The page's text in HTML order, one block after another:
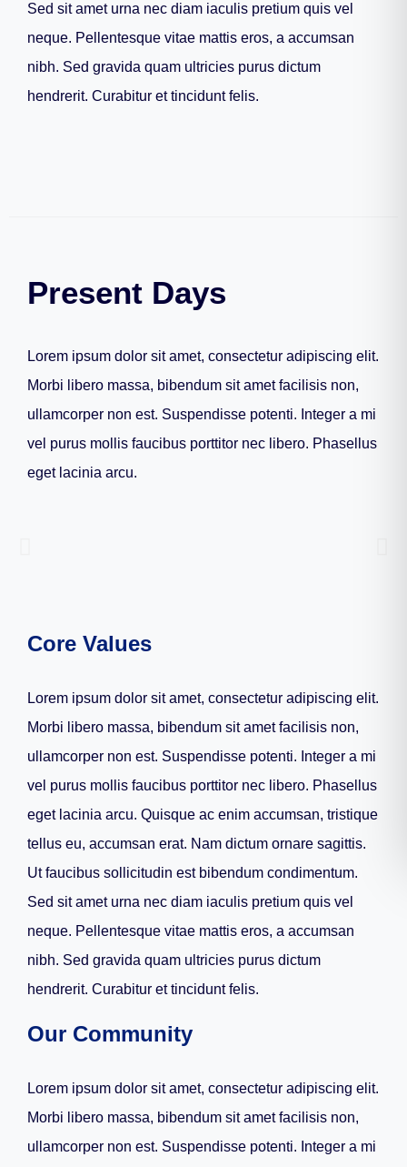
Sed sit amet urna nec diam iaculis pretium quis vel
neque. Pellentesque vitae mattis eros, a accumsan
nibh. Sed gravida quam ultricies purus dictum
hendrerit. Curabitur et tincidunt felis.
Present Days
Lorem ipsum dolor sit amet, consectetur adipiscing elit.
Morbi libero massa, bibendum sit amet facilisis non,
ullamcorper non est. Suspendisse potenti. Integer a mi
vel purus mollis faucibus porttitor nec libero. Phasellus
eget lacinia arcu.
Core Values
Lorem ipsum dolor sit amet, consectetur adipiscing elit.
Morbi libero massa, bibendum sit amet facilisis non,
ullamcorper non est. Suspendisse potenti. Integer a mi
vel purus mollis faucibus porttitor nec libero. Phasellus
eget lacinia arcu. Quisque ac enim accumsan, tristique
tellus eu, accumsan erat. Nam dictum ornare sagittis.
Ut faucibus sollicitudin est bibendum condimentum.
Sed sit amet urna nec diam iaculis pretium quis vel
neque. Pellentesque vitae mattis eros, a accumsan
nibh. Sed gravida quam ultricies purus dictum
hendrerit. Curabitur et tincidunt felis.
Our Community
Lorem ipsum dolor sit amet, consectetur adipiscing elit.
Morbi libero massa, bibendum sit amet facilisis non,
ullamcorper non est. Suspendisse potenti. Integer a mi